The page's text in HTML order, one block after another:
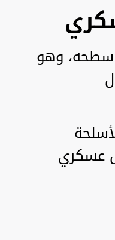
سطحه، وهو
عسكري